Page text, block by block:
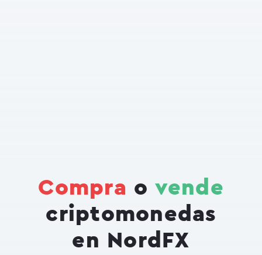
Compra o vende
criptomonedas
en NordFX